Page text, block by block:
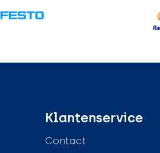
Klantenservice
Contact